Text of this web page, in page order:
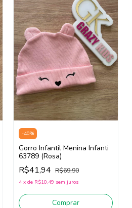
-40%
Gorro Infantil Menina Infanti
63789 (Rosa)
R$41,94 R$69,90
4 x de R$10,49 sem juros
Comprar